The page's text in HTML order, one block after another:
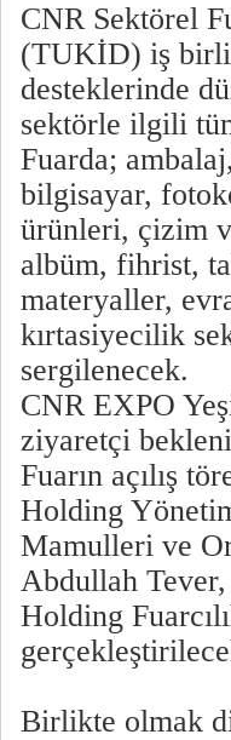
CNR Sektörel
(TUKİD) iş
desteklerinde
sektörle ilgili
Fuarda;
bilgisayar,
ürünleri, çizim
albüm, fihrist,
materyaller,
kırtasiyecilik
sergilenecek.
CNR EXPO
ziyaretçi
Fuarın açılış
Holding
Mamulleri ve
Abdullah
Holding
Birlikte olmak